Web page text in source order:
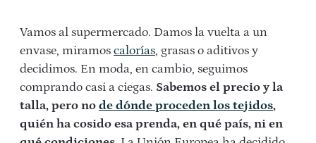
Vamos al supermercado. Damos la vuelta a un
envase, miramos calorías, grasas o aditivos y
decidimos. En moda, en cambio, seguimos
comprando casi a ciegas. Sabemos el precio y la
talla, pero no de dónde proceden los tejidos,
quién ha cosido esa prenda, en qué país, ni en